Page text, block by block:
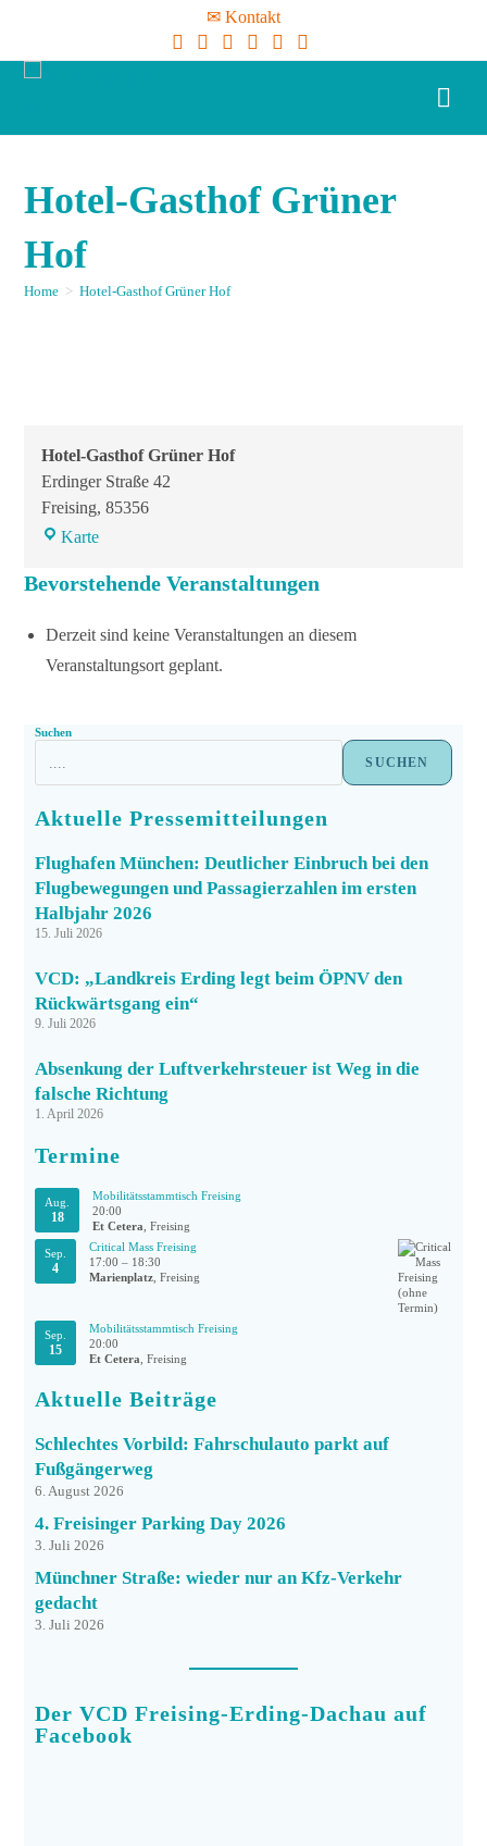
✉ Kontakt
Hotel-Gasthof Grüner
Hof
Home > Hotel-Gasthof Grüner Hof
Hotel-Gasthof Grüner Hof
Erdinger Straße 42
Freising,85356
Karte
Bevorstehende Veranstaltungen
Derzeit sind keine Veranstaltungen an diesem
Veranstaltungsort geplant.
Suchen
SUCHEN
Aktuelle Pressemitteilungen
Flughafen München: Deutlicher Einbruch bei den
Flugbewegungen und Passagierzahlen im ersten
Halbjahr 2026
15. Juli 2026
VCD: „Landkreis Erding legt beim ÖPNV den
Rückwärtsgang ein“
9. Juli 2026
Absenkung der Luftverkehrsteuer ist Weg in die
falsche Richtung
1. April 2026
Termine
Aug.
18
Mobilitätsstammtisch Freising
20:00
Et Cetera , Freising
Sep.
4
Critical Mass Freising
17:00 – 18:30
Marienplatz , Freising
Sep.
15
Mobilitätsstammtisch Freising
20:00
Et Cetera , Freising
Aktuelle Beiträge
Schlechtes Vorbild: Fahrschulauto parkt auf
Fußgängerweg
6. August 2026
4. Freisinger Parking Day 2026
3. Juli 2026
Münchner Straße: wieder nur an Kfz-Verkehr
gedacht
3. Juli 2026
Der VCD Freising-Erding-Dachau auf
Facebook